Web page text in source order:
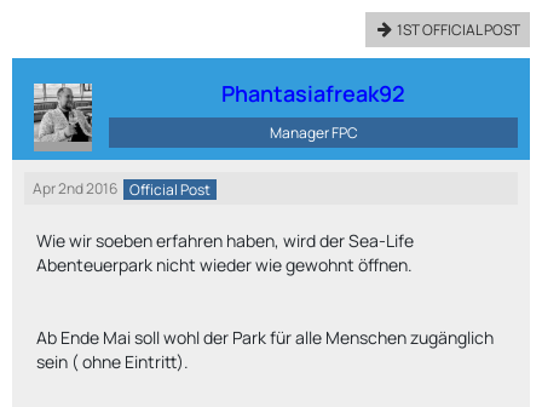
1ST OFFICIAL POST
Phantasiafreak92
Manager FPC
Apr 2nd 2016 Official Post
Wie wir soeben erfahren haben, wird der Sea-Life
Abenteuerpark nicht wieder wie gewohnt öffnen.
Ab Ende Mai soll wohl der Park für alle Menschen zugänglich
sein ( ohne Eintritt).